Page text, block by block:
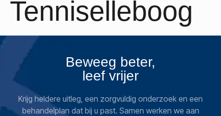
Tenniselleboog
Beweeg beter,
leef vrijer
Krijg heldere uitleg, een zorgvuldig onderzoek en een
behandelplan dat bij u past. Samen werken we aan